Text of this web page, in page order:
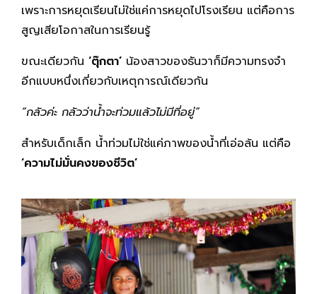
เพราะการหยุดเรียนไม่ใช่แค่การหยุดไปโรงเรียน แต่คือการ
สูญเสียโอกาสในการเรียนรู้
ขณะเดียวกัน ‘ตุ๊กตา’ น้องสาวของธันวาก็มีความทรงจำ
อีกแบบหนึ่งเกี่ยวกับเหตุการณ์เดียวกัน
“กลัวค่ะ กลัวว่าน้ำจะท่วมแล้วไม่มีที่อยู่”
สำหรับเด็กเล็ก น้ำท่วมไม่ใช่แค่ภาพของน้ำที่เอ่อล้น แต่คือ
‘ความไม่มั่นคงของชีวิต’